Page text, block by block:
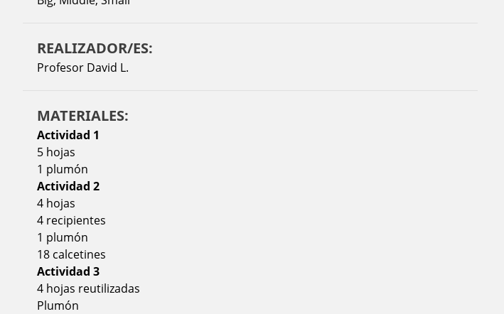
REALIZADOR/ES:
Profesor David L.
MATERIALES:
Actividad 1
5 hojas
1 plumón
Actividad 2
4 hojas
4 recipientes
1 plumón
18 calcetines
Actividad 3
4 hojas reutilizadas
Plumón